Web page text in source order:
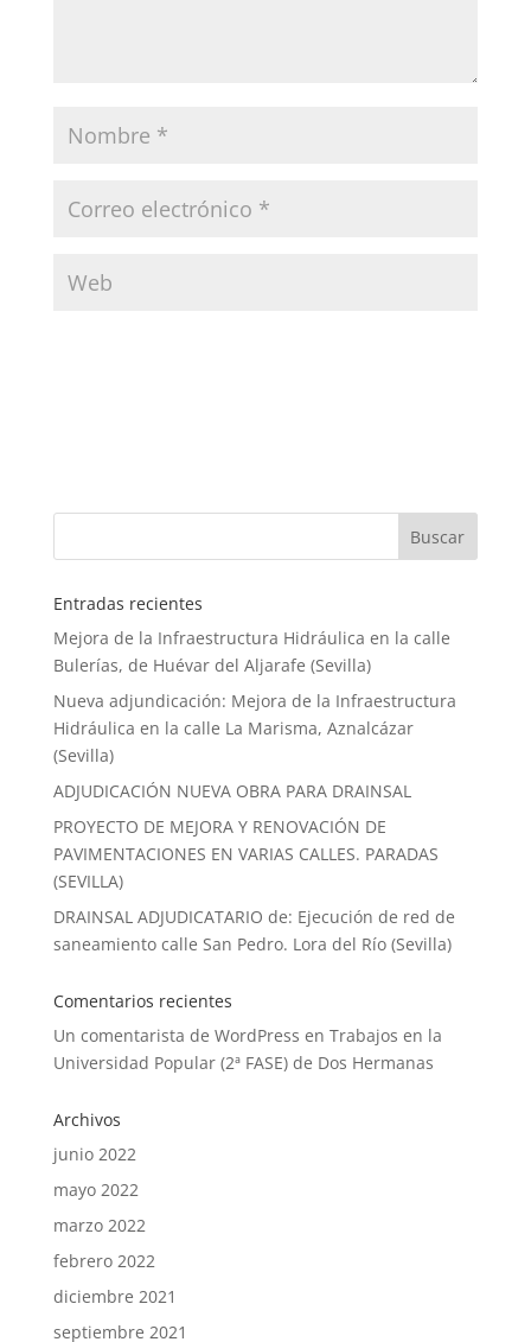
Entradas recientes
Mejora de la Infraestructura Hidráulica en la calle
Bulerías, de Huévar del Aljarafe (Sevilla)
Nueva adjundicación: Mejora de la Infraestructura
Hidráulica en la calle La Marisma, Aznalcázar
(Sevilla)
ADJUDICACIÓN NUEVA OBRA PARA DRAINSAL
PROYECTO DE MEJORA Y RENOVACIÓN DE
PAVIMENTACIONES EN VARIAS CALLES. PARADAS
(SEVILLA)
DRAINSAL ADJUDICATARIO de: Ejecución de red de
saneamiento calle San Pedro. Lora del Río (Sevilla)
Comentarios recientes
Un comentarista de WordPress en Trabajos en la
Universidad Popular (2ª FASE) de Dos Hermanas
Archivos
junio 2022
mayo 2022
marzo 2022
febrero 2022
diciembre 2021
septiembre 2021